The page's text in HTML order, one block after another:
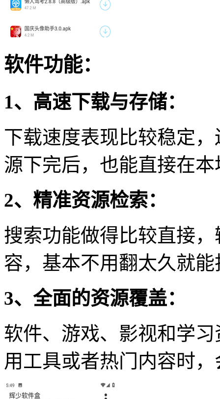
软件功能：
1、高速下载与存储：
下载速度表现比较稳定
源下完后，也能直接在
2、精准资源检索：
搜索功能做得比较直接
容，基本不用翻太久就
3、全面的资源覆盖：
软件、游戏、影视和学
用工具或者热门内容时